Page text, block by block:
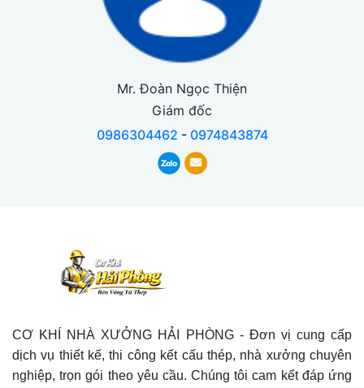
Mr. Đoàn Ngọc Thiện
Giám đốc
0986304462 - 0974843874
CƠ KHÍ NHÀ XƯỞNG HẢI PHÒNG - Đơn vị cung cấp
dịch vụ thiết kế, thi công kết cấu thép, nhà xưởng chuyên
nghiệp, trọn gói theo yêu cầu. Chúng tôi cam kết đáp ứng